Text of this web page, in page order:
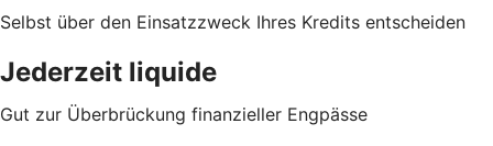
Selbst über den Einsatzzweck Ihres Kredits entscheiden
Jederzeit liquide
Gut zur Überbrückung finanzieller Engpässe